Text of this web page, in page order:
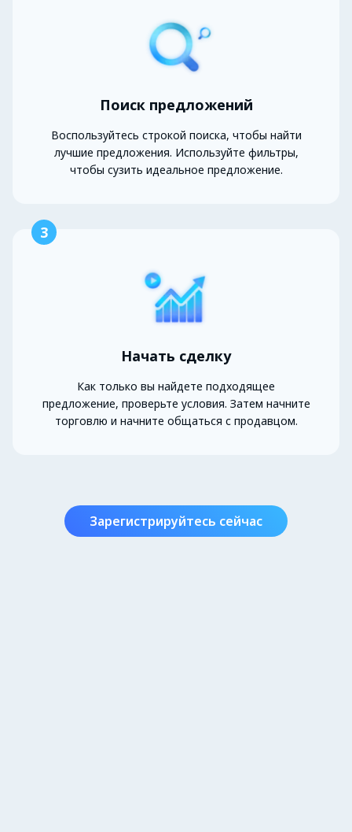
Поиск предложений
Воспользуйтесь строкой поиска, чтобы найти
лучшие предложения. Используйте фильтры,
чтобы сузить идеальное предложение.
3
Начать сделку
Как только вы найдете подходящее
предложение, проверьте условия. Затем начните
торговлю и начните общаться с продавцом.
Зарегистрируйтесь сейчас